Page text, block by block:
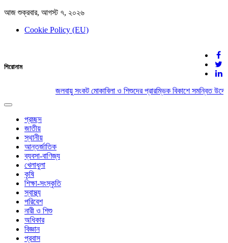
আজ শুক্রবার, আগস্ট ৭, ২০২৬
Cookie Policy (EU)
দেশের খবর
যুক্ত থাকুন দেশের সঙ্গে
শিরোনাম
জলবায়ু সংকট মোকাবিলা ও শিশুদের প্রারম্ভিক বিকাশে সমন্বিত
Toggle
navigation
প্রচ্ছদ
জাতীয়
স্থানীয়
আন্তর্জাতিক
ব্যবসা-বাণিজ্য
খেলাধুলা
কৃষি
শিক্ষা-সংস্কৃতি
স্বাস্থ্য
পরিবেশ
নারী ও শিশু
অধিকার
বিজ্ঞান
প্রবাস